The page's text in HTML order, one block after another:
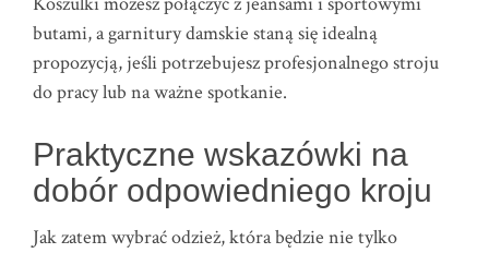
butami, a garnitury damskie staną się idealną
propozycją, jeśli potrzebujesz profesjonalnego stroju
do pracy lub na ważne spotkanie.
Praktyczne wskazówki na
dobór odpowiedniego kroju
Jak zatem wybrać odzież, która będzie nie tylko